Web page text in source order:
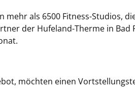
mehr als 6500 Fitness-
der Hufeland-Therme in
möchten einen